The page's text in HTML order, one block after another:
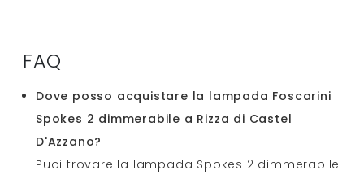
FAQ
Dove posso acquistare la lampada Foscarini
Spokes 2 dimmerabile a Rizza di Castel
D'Azzano?
Puoi trovare la lampada Spokes 2 dimmerabile